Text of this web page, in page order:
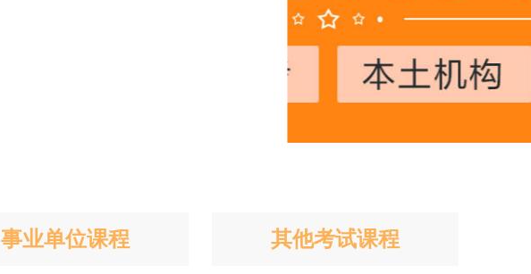
事业单位课程 其他考试课程